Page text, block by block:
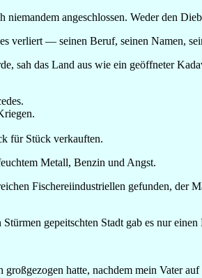
niemandem angeschlossen. Weder den
verliert — seinen Beruf, seinen Namen,
sah das Land aus wie ein geöffneter
für Stück verkauften.
Metall, Benzin und Angst.
Fischereiindustriellen gefunden, der
gepeitschten Stadt gab es nur
hatte, nachdem mein Vater